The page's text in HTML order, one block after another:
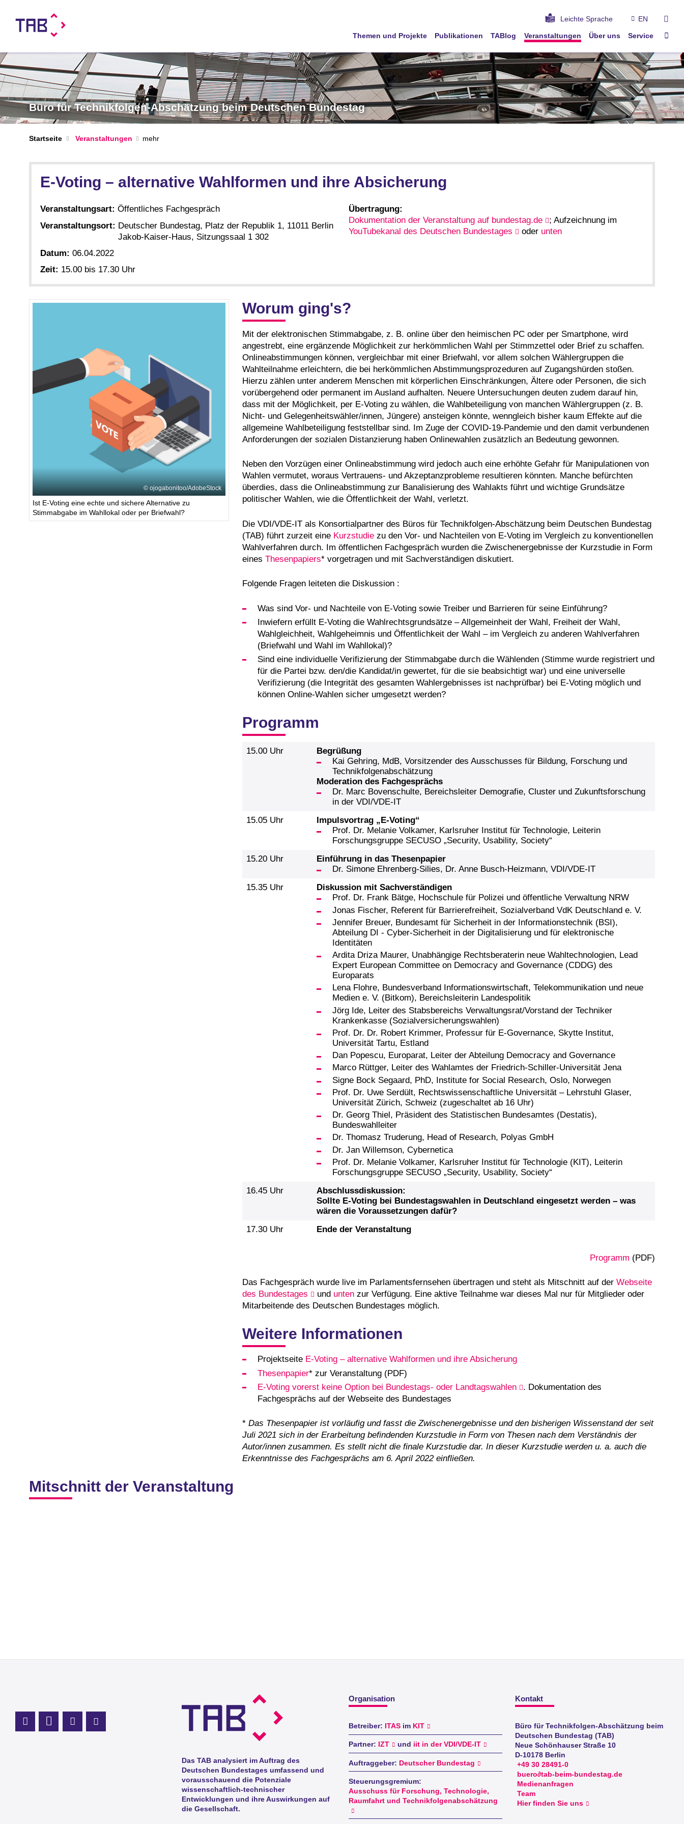
Leichte Sprache EN
Themen und Projekte Publikationen TABlog Veranstaltungen Über uns Service
Büro für Technikfolgen-Abschätzung beim Deutschen Bundestag
Startseite Veranstaltungen
E-Voting – alternative Wahlformen und ihre Absicherung
Veranstaltungsart: Öffentliches Fachgespräch
Veranstaltungsort: Deutscher Bundestag, Platz der Republik 1, 11011 Berlin
Jakob-Kaiser-Haus, Sitzungssaal 1 302
Datum: 06.04.2022
Zeit: 15.00 bis 17.30 Uhr
Übertragung:
Dokumentation der Veranstaltung auf bundestag.de
; Aufzeichnung im
YouTubekanal des Deutschen Bundestages
oder unten
ojogabonitoo/AdobeStock
Ist E-Voting eine echte und sichere Alternative zu
Stimmabgabe im Wahllokal oder per Briefwahl?
Worum ging's?
Mit der elektronischen Stimmabgabe, z. B. online über den heimischen PC oder per Smartphone, wird
angestrebt, eine ergänzende Möglichkeit zur herkömmlichen Wahl per Stimmzettel oder Brief zu schaffen.
Onlineabstimmungen können, vergleichbar mit einer Briefwahl, vor allem solchen Wählergruppen die
Wahlteilnahme erleichtern, die bei herkömmlichen Abstimmungsprozeduren auf Zugangshürden stoßen.
Hierzu zählen unter anderem Menschen mit körperlichen Einschränkungen, Ältere oder Personen, die sich
vorübergehend oder permanent im Ausland aufhalten. Neuere Untersuchungen deuten zudem darauf hin,
dass mit der Möglichkeit, per E-Voting zu wählen, die Wahlbeteiligung von manchen Wählergruppen (z. B.
Nicht- und Gelegenheitswähler/innen, Jüngere) ansteigen könnte, wenngleich bisher kaum Effekte auf die
allgemeine Wahlbeteiligung feststellbar sind. Im Zuge der COVID-19-Pandemie und den damit verbundenen
Anforderungen der sozialen Distanzierung haben Onlinewahlen zusätzlich an Bedeutung gewonnen.
Neben den Vorzügen einer Onlineabstimmung wird jedoch auch eine erhöhte Gefahr für Manipulationen von
Wahlen vermutet, woraus Vertrauens- und Akzeptanzprobleme resultieren könnten. Manche befürchten
überdies, dass die Onlineabstimmung zur Banalisierung des Wahlakts führt und wichtige Grundsätze
politischer Wahlen, wie die Öffentlichkeit der Wahl, verletzt.
Die VDI/VDE-IT als Konsortialpartner des Büros für Technikfolgen-Abschätzung beim Deutschen Bundestag
(TAB) führt zurzeit eine Kurzstudiezu den Vor- und Nachteilen von E-Voting im Vergleich zu konventionellen
Wahlverfahren durch. Im öffentlichen Fachgespräch wurden die Zwischenergebnisse der Kurzstudie in Form
eines Thesenpapiers* vorgetragen und mit Sachverständigen diskutiert.
Folgende Fragen leiteten die Diskussion :
Was sind Vor- und Nachteile von E-Voting sowie Treiber und Barrieren für seine Einführung?
Inwiefern erfüllt E-Voting die Wahlrechtsgrundsätze – Allgemeinheit der Wahl, Freiheit der Wahl,
Wahlgleichheit, Wahlgeheimnis und Öffentlichkeit der Wahl – im Vergleich zu anderen Wahlverfahren
(Briefwahl und Wahl im Wahllokal)?
Sind eine individuelle Verifizierung der Stimmabgabe durch die Wählenden (Stimme wurde registriert und
für die Partei bzw. den/die Kandidat/in gewertet, für die sie beabsichtigt war) und eine universelle
Verifizierung (die Integrität des gesamten Wahlergebnisses ist nachprüfbar) bei E-Voting möglich und
können Online-Wahlen sicher umgesetzt werden?
Programm
15.00 Uhr
Begrüßung
Kai Gehring, MdB, Vorsitzender des Ausschusses für Bildung, Forschung und
Technikfolgenabschätzung
Moderation des Fachgesprächs
Dr. Marc Bovenschulte, Bereichsleiter Demografie, Cluster und Zukunftsforschung
in der VDI/VDE-IT
15.05 Uhr
Impulsvortrag „E-Voting“
Prof. Dr. Melanie Volkamer, Karlsruher Institut für Technologie, Leiterin
Forschungsgruppe SECUSO „Security, Usability, Society“
15.20 Uhr
Einführung in das Thesenpapier
Dr. Simone Ehrenberg-Silies, Dr. Anne Busch-Heizmann, VDI/VDE-IT
15.35 Uhr
Diskussion mit Sachverständigen
Prof. Dr. Frank Bätge, Hochschule für Polizei und öffentliche Verwaltung NRW
Jonas Fischer, Referent für Barrierefreiheit, Sozialverband VdK Deutschland e. V.
Jennifer Breuer, Bundesamt für Sicherheit in der Informationstechnik (BSI),
Abteilung DI - Cyber-Sicherheit in der Digitalisierung und für elektronische
Identitäten
Ardita Driza Maurer, Unabhängige Rechtsberaterin neue Wahltechnologien, Lead
Expert European Committee on Democracy and Governance (CDDG) des
Europarats
Lena Flohre, Bundesverband Informationswirtschaft, Telekommunikation und neue
Medien e. V. (Bitkom), Bereichsleiterin Landespolitik
Jörg Ide, Leiter des Stabsbereichs Verwaltungsrat/Vorstand der Techniker
Krankenkasse (Sozialversicherungswahlen)
Prof. Dr. Dr. Robert Krimmer, Professur für E-Governance, Skytte Institut,
Universität Tartu, Estland
Dan Popescu, Europarat, Leiter der Abteilung Democracy and Governance
Marco Rüttger, Leiter des Wahlamtes der Friedrich-Schiller-Universität Jena
Signe Bock Segaard, PhD, Institute for Social Research, Oslo, Norwegen
Prof. Dr. Uwe Serdült, Rechtswissenschaftliche Universität – Lehrstuhl Glaser,
Universität Zürich, Schweiz (zugeschaltet ab 16 Uhr)
Dr. Georg Thiel, Präsident des Statistischen Bundesamtes (Destatis),
Bundeswahlleiter
Dr. Thomasz Truderung, Head of Research, Polyas GmbH
Dr. Jan Willemson, Cybernetica
Prof. Dr. Melanie Volkamer, Karlsruher Institut für Technologie (KIT), Leiterin
Forschungsgruppe SECUSO „Security, Usability, Society“
16.45 Uhr
Abschlussdiskussion:
Sollte E-Voting bei Bundestagswahlen in Deutschland eingesetzt werden – was
wären die Voraussetzungen dafür?
17.30 Uhr
Ende der Veranstaltung
Programm (PDF)
Das Fachgespräch wurde live im Parlamentsfernsehen übertragen und steht als Mitschnitt auf der Webseite
des Bundestages
und unten zur Verfügung. Eine aktive Teilnahme war dieses Mal nur für Mitglieder oder
Mitarbeitende des Deutschen Bundestages möglich.
Weitere Informationen
Projektseite E-Voting – alternative Wahlformen und ihre Absicherung
Thesenpapier* zur Veranstaltung (PDF)
E-Voting vorerst keine Option bei Bundes­tags- oder Landtags­wahlen
. Dokumentation des
Fachgesprächs auf der Webseite des Bundestages
* Das Thesenpapier ist vorläufig und fasst die Zwischenergebnisse und den bisherigen Wissenstand der seit
Juli 2021 sich in der Erarbeitung befindenden Kurzstudie in Form von Thesen nach dem Verständnis der
Autor/innen zusammen. Es stellt nicht die finale Kurzstudie dar. In dieser Kurzstudie werden u. a. auch die
Erkenntnisse des Fachgesprächs am 6. April 2022 einfließen.
Mitschnitt der Veranstaltung
Das TAB analysiert im Auftrag des
Deutschen Bundestages umfassend und
vorausschauend die Potenziale
wissenschaftlich-technischer
Entwicklungen und ihre Auswirkungen auf
die Gesellschaft.
Organisation
Betreiber: ITASim KIT
Partner: IZT und iit in der VDI/VDE-IT
Auftraggeber: Deutscher Bundestag
Steuerungsgremium:
Ausschuss für Forschung, Technologie,
Raumfahrt und Technikfolgenabschätzung
Kontakt
Büro für Technikfolgen-Abschätzung beim
Deutschen Bundestag (TAB)
Neue Schönhauser Straße 10
D-10178 Berlin
+49 30 28491-0
buero∂tab-beim-bundestag.de
Medienanfragen
Team
Hier finden Sie uns
Profil Mastodon
LinkedIn Profil
Instagram Profil
Youtube Profil